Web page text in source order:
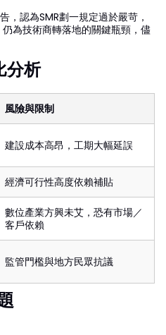
，認為SMR劃一規定過於嚴苛，
為技術商轉落地的關鍵瓶頸，儘
分析
風險與限制
建設成本高昂，工期大幅延誤
經濟可行性高度依賴補貼
數位產業方興未艾，恐有市場／
客戶依賴
監管門檻與地方民眾抗議